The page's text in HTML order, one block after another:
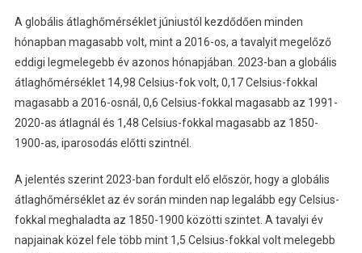
A globális átlaghőmérséklet júniustól kezdődően minden
hónapban magasabb volt, mint a 2016-os, a tavalyit megelőző
eddigi legmelegebb év azonos hónapjában. 2023-ban a globális
átlaghőmérséklet 14,98 Celsius-fok volt, 0,17 Celsius-fokkal
magasabb a 2016-osnál, 0,6 Celsius-fokkal magasabb az 1991-
2020-as átlagnál és 1,48 Celsius-fokkal magasabb az 1850-
1900-as, iparosodás előtti szintnél.
A jelentés szerint 2023-ban fordult elő először, hogy a globális
átlaghőmérséklet az év során minden nap legalább egy Celsius-
fokkal meghaladta az 1850-1900 közötti szintet. A tavalyi év
napjainak közel fele több mint 1,5 Celsius-fokkal volt melegebb